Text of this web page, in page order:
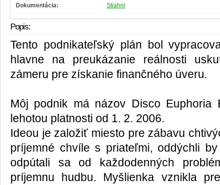
Dokumentácia: Stiahni
Popis:
Tento podnikateľský plán bol
hlavne na preukázanie reálnosti
zámeru pre získanie finančného úveru.
Môj podnik má názov Disco
lehotou platnosti od 1. 2. 2006.
Ideou je založiť miesto pre zábavu
príjemné chvíle s priateľmi, oddýchli
odpútali sa od každodenných
príjemnu hudbu. Myšlienka vznikla